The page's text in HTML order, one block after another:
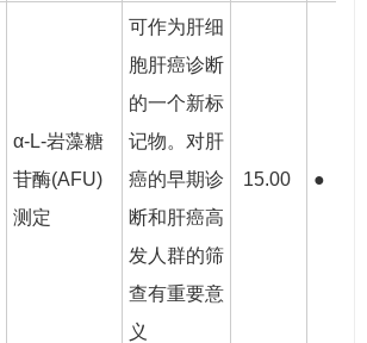
α-L-岩藻糖
苷酶(AFU)
测定
可作为肝细
胞肝癌诊断
的一个新标
记物。对肝
癌的早期诊
断和肝癌高
发人群的筛
查有重要意
义
15.00 ●